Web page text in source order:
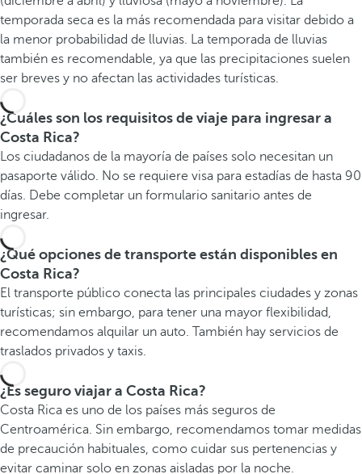
temporada seca es la más recomendada para visitar debido a
la menor probabilidad de lluvias. La temporada de lluvias
también es recomendable, ya que las precipitaciones suelen
ser breves y no afectan las actividades turísticas.
¿Cuáles son los requisitos de viaje para ingresar a
Costa Rica?
Los ciudadanos de la mayoría de países solo necesitan un
pasaporte válido. No se requiere visa para estadías de hasta 90
días. Debe completar un formulario sanitario antes de
ingresar.
¿Qué opciones de transporte están disponibles en
Costa Rica?
El transporte público conecta las principales ciudades y zonas
turísticas; sin embargo, para tener una mayor flexibilidad,
recomendamos alquilar un auto. También hay servicios de
traslados privados y taxis.
¿Es seguro viajar a Costa Rica?
Costa Rica es uno de los países más seguros de
Centroamérica. Sin embargo, recomendamos tomar medidas
de precaución habituales, como cuidar sus pertenencias y
evitar caminar solo en zonas aisladas por la noche.